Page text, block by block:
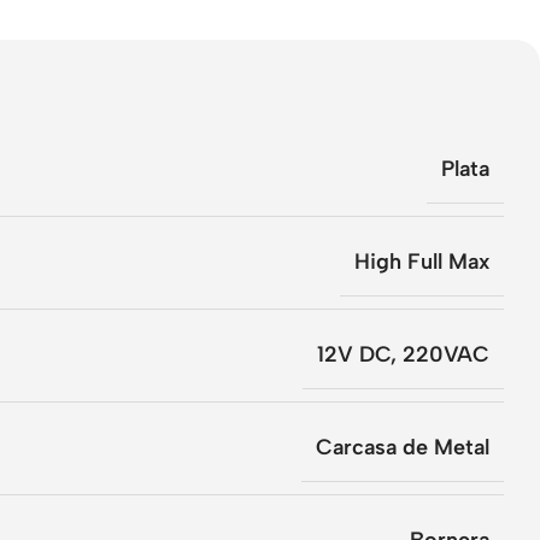
Plata
High Full Max
12V DC, 220VAC
Carcasa de Metal